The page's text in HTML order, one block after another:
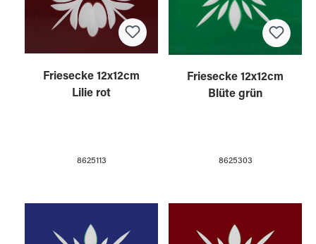
Friesecke 12x12cm
Lilie rot
8625113
Friesecke 12x12cm
Blüte grün
8625303